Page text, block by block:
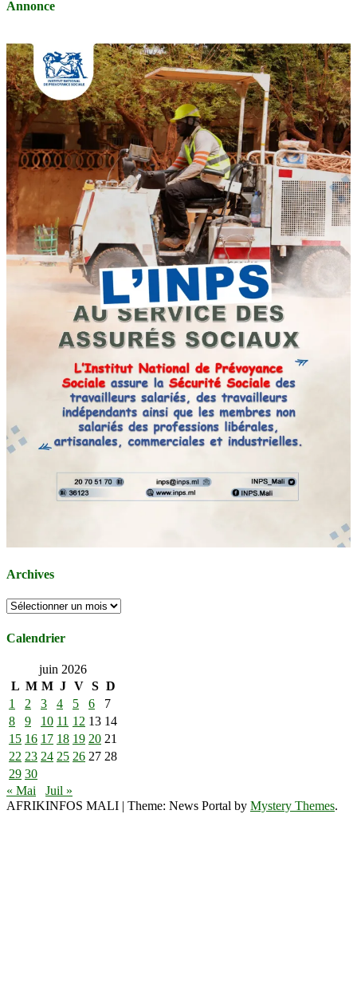
Annonce
Archives
Archives
Calendrier
juin 2026
L M M J V S D
1
2 3 4 5 6
7
8
9 10 11 12 13 14
15 16 17 18 19 20 21
22 23 24 25 26 27 28
29 30
« Mai
Juil »
AFRIKINFOS MALI | Theme: News Portal by Mystery Themes.